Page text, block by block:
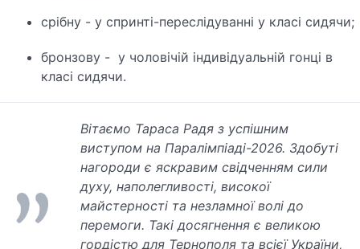
срібну - у спринті-переслідуванні у класі сидячи;
бронзову - у чоловічій індивідуальній гонці в
класі сидячи.
Вітаємо Тараса Радя з успішним
виступом на Паралімпіаді-2026. Здобуті
нагороди є яскравим свідченням сили
духу, наполегливості, високої
майстерності та незламної волі до
перемоги. Такі досягнення є великою
гордістю для Тернополя та всієї України,